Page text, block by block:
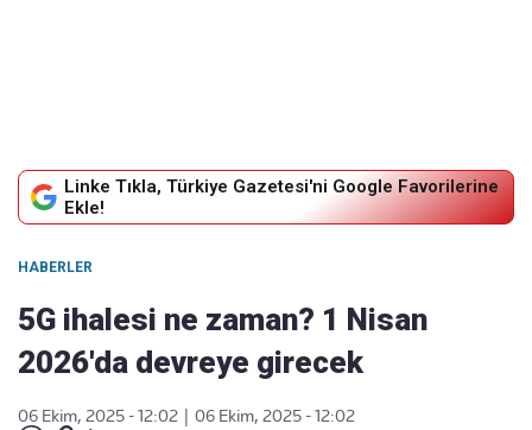
Linke Tıkla, Türkiye Gazetesi'ni Google Favorilerine
Ekle!
HABERLER
5G ihalesi ne zaman? 1 Nisan
2026'da devreye girecek
06 Ekim, 2025 - 12:02
06 Ekim, 2025 - 12:02